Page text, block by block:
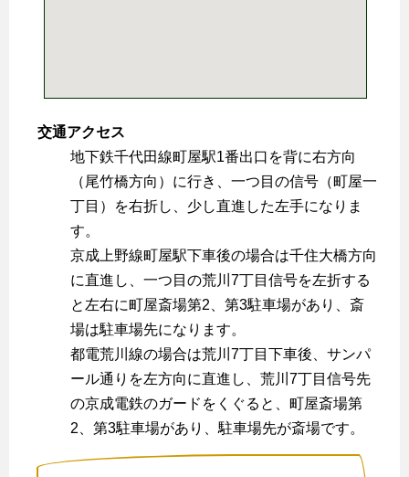
交通アクセス
地下鉄千代田線町屋駅1番出口を背に右方向
（尾竹橋方向）に行き、一つ目の信号（町屋一
丁目）を右折し、少し直進した左手になりま
す。
京成上野線町屋駅下車後の場合は千住大橋方向
に直進し、一つ目の荒川7丁目信号を左折する
と左右に町屋斎場第2、第3駐車場があり、斎
場は駐車場先になります。
都電荒川線の場合は荒川7丁目下車後、サンパ
ール通りを左方向に直進し、荒川7丁目信号先
の京成電鉄のガードをくぐると、町屋斎場第
2、第3駐車場があり、駐車場先が斎場です。